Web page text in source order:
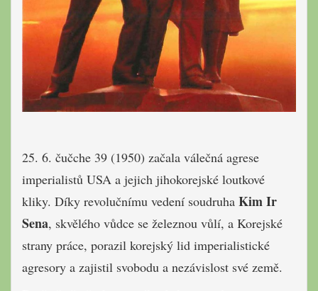
25. 6. čučche 39 (1950) začala válečná agrese
imperialistů USA a jejich jihokorejské loutkové
kliky. Díky revolučnímu vedení soudruha Kim Ir
Sena, skvělého vůdce se železnou vůlí, a Korejské
strany práce, porazil korejský lid imperialistické
agresory a zajistil svobodu a nezávislost své země.